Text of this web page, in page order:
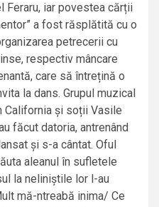
Feraru, iar povestea cărții
a fost răsplătită cu o
petrecerii cu
respectiv mâncare
care să întrețină o
la dans. Grupul muzical
California și soții Vasile
făcut datoria, antrenând
și s-a cântat. Oful
aleanul în sufletele
la neliniștile lor l-au
mă-ntreabă inima/ Ce